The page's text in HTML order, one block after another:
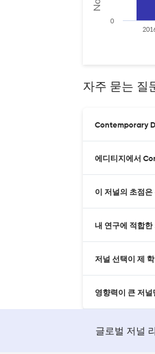
0
자주 묻는 질
Contemporary
에디티지에서
이 저널의 초점은
내 연구에 적합
저널 선택이 제
영향력이 큰 저
글로벌 저널